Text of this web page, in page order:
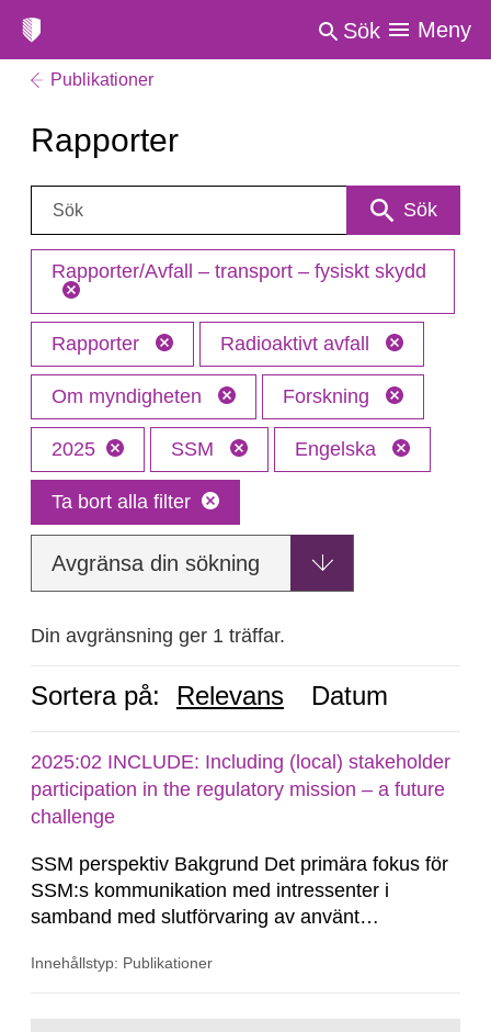
Sök Meny
Publikationer
Rapporter
Sök: Sök
Rapporter/Avfall – transport – fysiskt skydd
Rapporter Radioaktivt avfall
Om myndigheten Forskning
2025 SSM Engelska
Ta bort alla filter
Avgränsa din sökning
Din avgränsning ger 1 träffar.
Sortera på: Relevans Datum
2025:02 INCLUDE: Including (local) stakeholder
participation in the regulatory mission – a future
challenge
SSM perspektiv Bakgrund Det primära fokus för
SSM:s kommunikation med intressenter i
samband med slutförvaring av använt
legat på formella samrådsprocesser kring den
Innehållstyp: Publikationer